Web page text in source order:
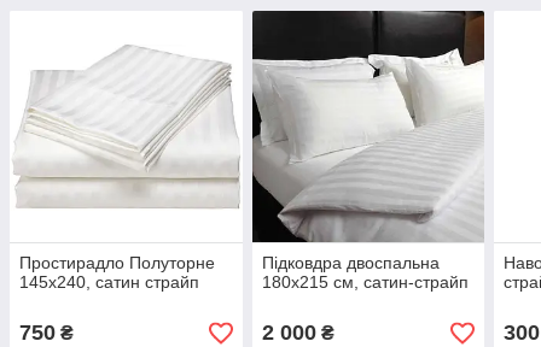
Простирадло Полуторне
145х240, сатин страйп
750 ₴
Підковдра двоспальна
180х215 см, сатин-страйп
2 000₴ 300